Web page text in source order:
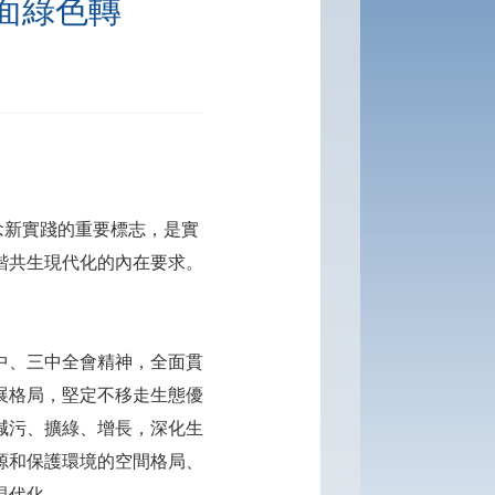
綠色轉
實踐的重要標志，是實
生現代化的內在要求。
三中全會精神，全面貫
格局，堅定不移走生態優
污、擴綠、增長，深化生
保護環境的空間格局、